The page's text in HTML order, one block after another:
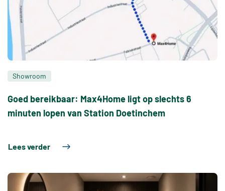
Showroom
Goed bereikbaar: Max4Home ligt op slechts 6
minuten lopen van Station Doetinchem
Lees verder